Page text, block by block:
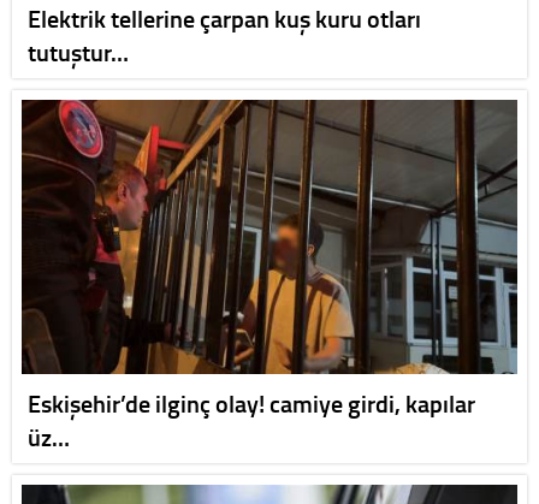
Elektrik tellerine çarpan kuş kuru otları
tutuştur…
Eskişehir’de ilginç olay! camiye girdi, kapılar
üz…